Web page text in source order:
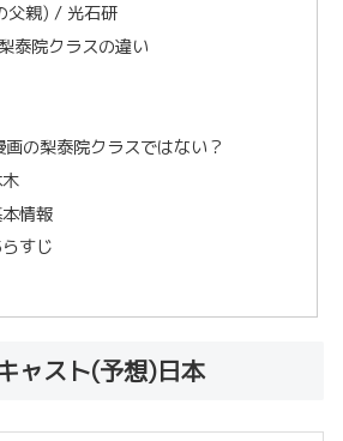
父親) / 光石研
泰院クラスの違い
画の梨泰院クラスではない？
情報
すじ
ャスト(予想)日本